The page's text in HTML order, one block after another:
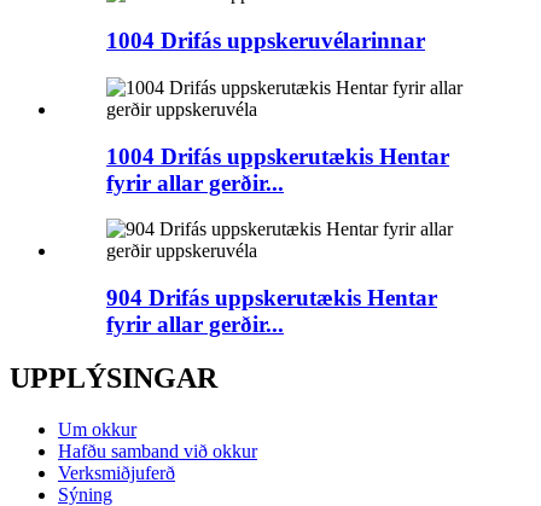
1004 Drifás uppskeruvélarinnar
1004 Drifás uppskerutækis Hentar
fyrir allar gerðir...
904 Drifás uppskerutækis Hentar
fyrir allar gerðir...
UPPLÝSINGAR
Um okkur
Hafðu samband við okkur
Verksmiðjuferð
Sýning